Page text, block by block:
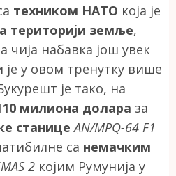
техником НАТО која је
територији земље,
чија набавка још увек
је у овом тренутку више
је тако, на
милиона долара за
станице AN/MPQ-64 F1
са немачким
2 којим Румунија у